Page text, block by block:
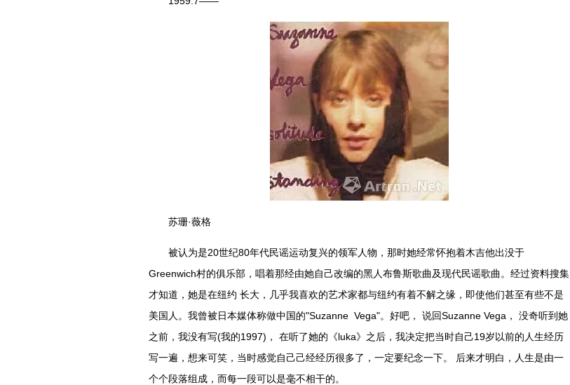
苏珊·薇格
被认为是20世纪80年代民谣运动复兴的领军人物，那时她经常怀抱着木吉他出没于
Greenwich村的俱乐部，唱着那经由她自己改编的黑人布鲁斯歌曲及现代民谣歌曲。经过资料搜集
才知道，她是在纽约 长大，几乎我喜欢的艺术家都与纽约有着不解之缘，即使他们甚至有些不是
美国人。我曾被日本媒体称做中国的"Suzanne Vega"。好吧， 说回Suzanne Vega， 没奇听到她
之前，我没有写(我的1997)， 在听了她的《luka》之后，我决定把当时自己19岁以前的人生经历
写一遍，想来可笑，当时感觉自己己经经历很多了，一定要纪念一下。 后来才明白，人生是由一
个个段落组成，而每一段可以是毫不相干的。